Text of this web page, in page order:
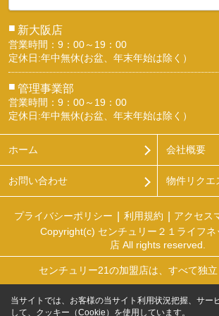
■ 新大阪店
営業時間：9：00～19：00
定休日:年中無休(お盆、年末年始は除く）
■ 管理事業部
営業時間：9：00～19：00
定休日:年中無休(お盆、年末年始は除く）
ホーム 会社概要
お問い合わせ 物件リクエ
プライバシーポリシー 利用規約 アクセス
Copyright(c) センチュリー２１ライフ
店 All rights reserved.
センチュリー21の加盟店は、すべて独立
当サイトでは、お客様の当サイト利用状況把握、サー
して、クッキー（Cookie）を使用しています。